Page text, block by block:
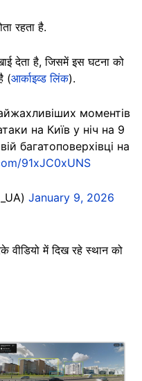
रहता है.
देता है, जिसमें इस घटना को
(आर्काइव्ड लिंक).
моментів
на Київ у ніч на 9
багатоповерхівці на
91xJC0xUNS
January 9, 2026
वीडियो में दिख रहे स्थान को